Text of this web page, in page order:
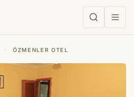
· ÖZMENLER OTEL